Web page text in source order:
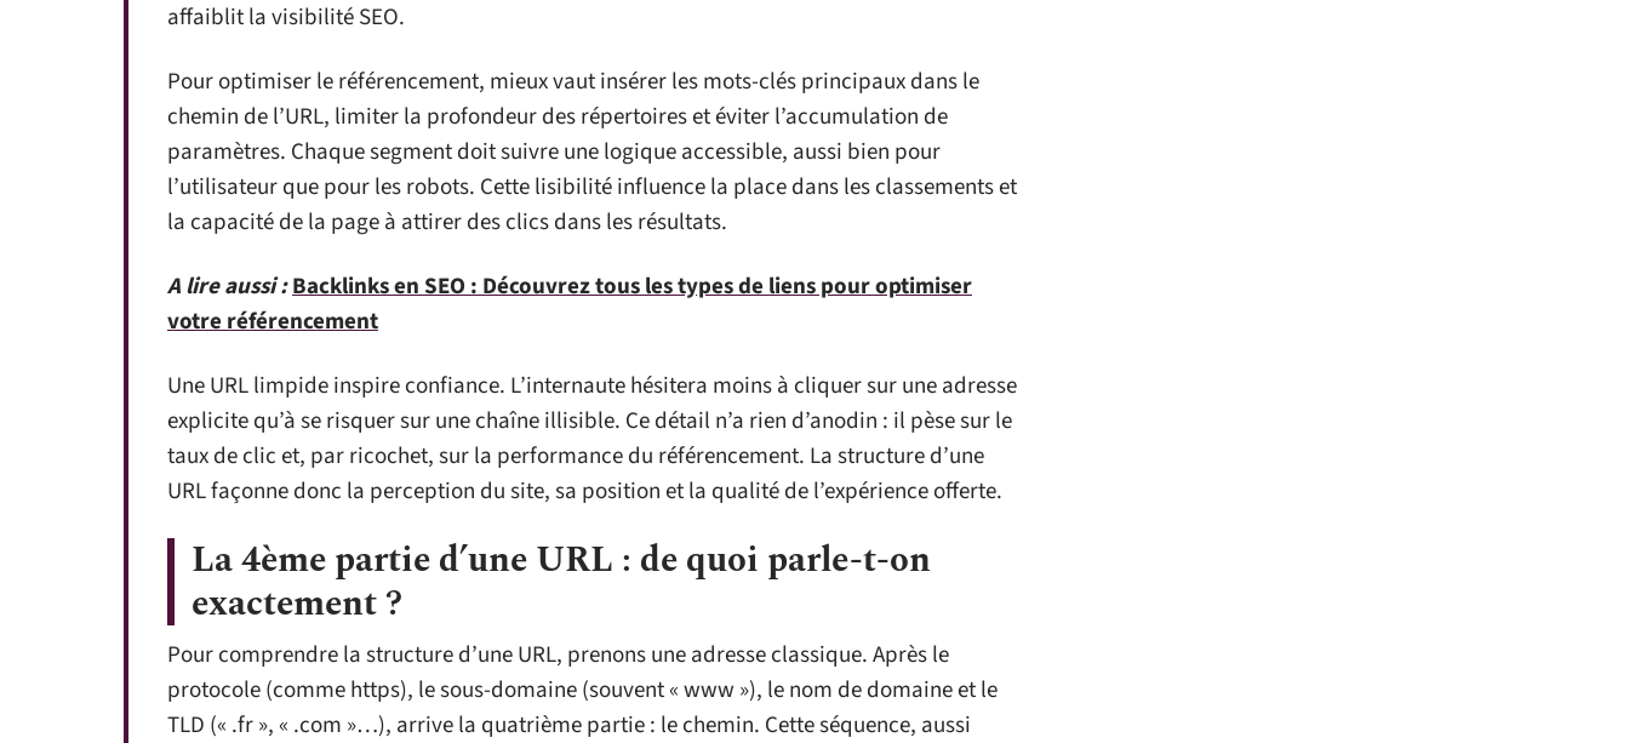
affaiblit la visibilité SEO.
Pour optimiser le référencement, mieux vaut insérer les mots-clés principaux dans le
chemin de l’URL, limiter la profondeur des répertoires et éviter l’accumulation de
paramètres. Chaque segment doit suivre une logique accessible, aussi bien pour
l’utilisateur que pour les robots. Cette lisibilité influence la place dans les classements et
la capacité de la page à attirer des clics dans les résultats.
A lire aussi :Backlinks en SEO : Découvrez tous les types de liens pour optimiser
votre référencement
Une URL limpide inspire confiance. L’internaute hésitera moins à cliquer sur une adresse
explicite qu’à se risquer sur une chaîne illisible. Ce détail n’a rien d’anodin : il pèse sur le
taux de clic et, par ricochet, sur la performance du référencement. La structure d’une
URL façonne donc la perception du site, sa position et la qualité de l’expérience offerte.
La 4ème partie d’une URL : de quoi parle-t-on
exactement ?
Pour comprendre la structure d’une URL, prenons une adresse classique. Après le
protocole (comme https), le sous-domaine (souvent « www »), le nom de domaine et le
TLD (« .fr », « .com »…), arrive la quatrième partie : le chemin. Cette séquence, aussi